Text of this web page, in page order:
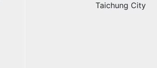
Taichung City